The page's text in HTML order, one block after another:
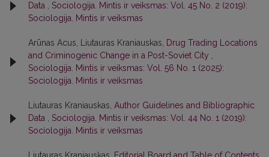
Data
Sociologija. Mintis ir veiksmas: Vol. 45 No. 2 (2019):
Sociologija. Mintis ir veiksmas
Arūnas Acus, Liutauras Kraniauskas,
Drug Trading Locations
and Criminogenic Change in a Post-Soviet City
Sociologija. Mintis ir veiksmas: Vol. 56 No. 1 (2025):
Sociologija. Mintis ir veiksmas
Liutauras Kraniauskas, Author Guidelines and Bibliographic
Data
Sociologija. Mintis ir veiksmas: Vol. 44 No. 1 (2019):
Sociologija. Mintis ir veiksmas